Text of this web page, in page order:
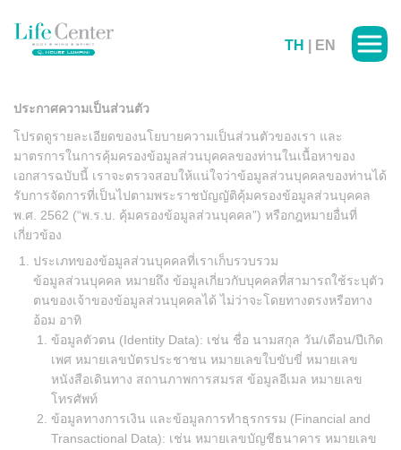
TH EN
ประกาศความเป็นส่วนตัว
โปรดดูรายละเอียดของนโยบายความเป็นส่วนตัวของเรา และ
มาตรการในการคุ้มครองข้อมูลส่วนบุคคลของท่านในเนื้อหาของ
เอกสารฉบับนี้ เราจะตรวจสอบให้แน่ใจว่าข้อมูลส่วนบุคคลของท่านได้
รับการจัดการที่เป็นไปตามพระราชบัญญัติคุ้มครองข้อมูลส่วนบุคคล
พ.ศ. 2562 (“พ.ร.บ. คุ้มครองข้อมูลส่วนบุคคล”) หรือกฎหมายอื่นที่
เกี่ยวข้อง
ประเภทของข้อมูลส่วนบุคคลที่เราเก็บรวบรวม
ข้อมูลส่วนบุคคล หมายถึง ข้อมูลเกี่ยวกับบุคคลที่สามารถใช้ระบุตัว
ตนของเจ้าของข้อมูลส่วนบุคคลได้ ไม่ว่าจะโดยทางตรงหรือทาง
อ้อม อาทิ
ข้อมูลตัวตน (Identity Data): เช่น ชื่อ นามสกุล วัน/เดือน/ปีเกิด
เพศ หมายเลขบัตรประชาชน หมายเลขใบขับขี่ หมายเลข
หนังสือเดินทาง สถานภาพการสมรส ข้อมูลอีเมล หมายเลข
โทรศัพท์
ข้อมูลทางการเงิน และข้อมูลการทำธุรกรรม (Financial and
Transactional Data): เช่น หมายเลขบัญชีธนาคาร หมายเลข